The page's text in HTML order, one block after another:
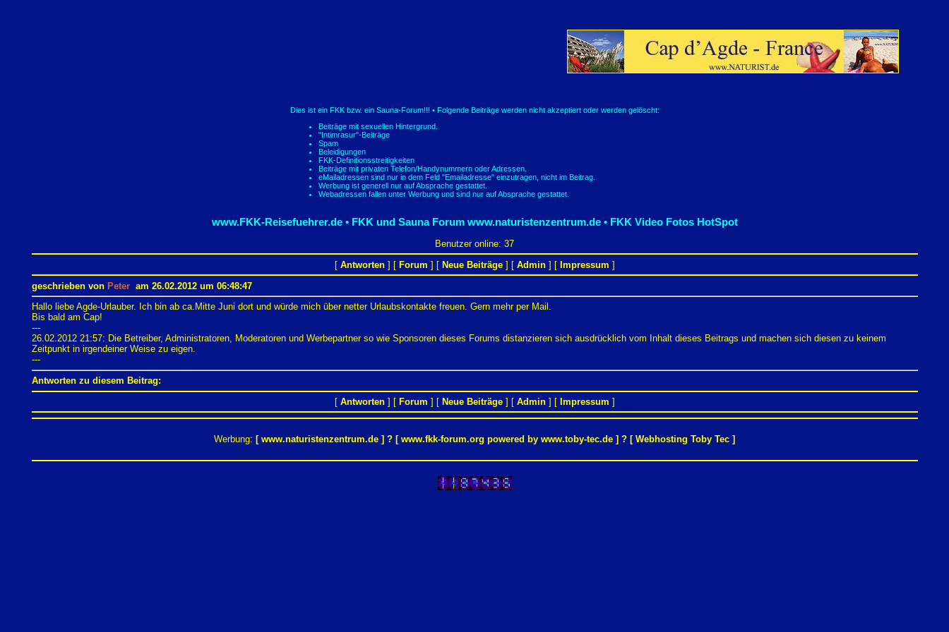
Dies ist ein FKK bzw. ein Sauna-Forum!!! • Folgende Beiträge werden nicht akzeptiert oder werden gelöscht:
Beiträge mit sexuellen Hintergrund.
"Intimrasur"-Beiträge
Spam
Beleidigungen
FKK-Definitionsstreitigkeiten
Beiträge mit privaten Telefon/Handynummern oder Adressen.
eMailadressen sind nur in dem Feld "Emailadresse" einzutragen, nicht im Beitrag.
Werbung ist generell nur auf Absprache gestattet.
Webadressen fallen unter Werbung und sind nur auf Absprache gestattet.
www.FKK-Reisefuehrer.de • FKK und Sauna Forum www.naturistenzentrum.de • FKK Video Fotos HotSpot
Benutzer online: 37
[ Antworten] [ Forum ] [ Neue Beiträge] [ Admin] [ Impressum ]
geschrieben von Peteram 26.02.2012 um 06:48:47
Hallo liebe Agde-Urlauber. Ich bin ab ca.Mitte Juni dort und würde mich über netter Urlaubskontakte freuen. Gern mehr per Mail.
Bis bald am Cap!
---
26.02.2012 21:57: Die Betreiber, Administratoren, Moderatoren und Werbepartner so wie Sponsoren dieses Forums distanzieren sich ausdrücklich vom Inhalt dieses Beitrags und machen sich diesen zu keinem
Zeitpunkt in irgendeiner Weise zu eigen.
---
Antworten zu diesem Beitrag:
[ Antworten] [ Forum ] [ Neue Beiträge] [ Admin] [ Impressum ]
Werbung: [ www.naturistenzentrum.de ] ? [ www.fkk-forum.org powered by www.toby-tec.de ] ? [ Webhosting Toby Tec ]